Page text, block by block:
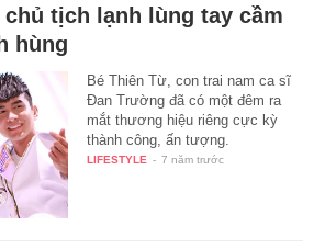
tịch lạnh lùng tay cầm
hùng
Bé Thiên Từ, con trai nam ca sĩ
Đan Trường đã có một đêm ra
mắt thương hiệu riêng cực kỳ
thành công, ấn tượng.
LIFESTYLE - 7 năm trước